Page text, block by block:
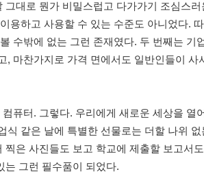
그대로 뭔가 비밀스럽고 다가가기 조심스
용하고 사용할 수 있는 수준도 아니었다.
수밖에 없는 그런 존재였다. 두 번째는 기
, 마찬가지로 가격 면에서도 일반인들이 사
퓨터. 그렇다. 우리에게 새로운 세상을 열
식 같은 날에 특별한 선물로는 더할 나위 없
찍은 사진들도 보고 학교에 제출할 보고서
는 그런 필수품이 되었다.